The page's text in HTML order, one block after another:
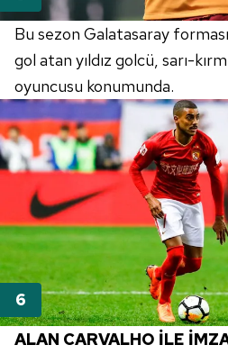
Bu sezon Galatasaray forması
gol atan yıldız golcü, sarı-
oyuncusu konumunda.
ALAN CARVALHO İLE